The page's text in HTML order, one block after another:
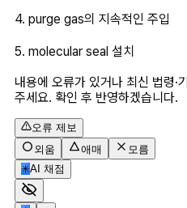
4. purge gas의 지속적인 주입
5. molecular seal 설치
내용에 오류가 있거나 최신 법령·
주세요. 확인 후 반영하겠습니다.
오류 제보
외움
애매
모름
✳AI 채점